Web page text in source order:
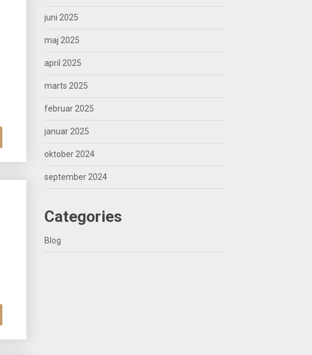
juni 2025
maj 2025
april 2025
marts 2025
februar 2025
januar 2025
oktober 2024
september 2024
Categories
Blog